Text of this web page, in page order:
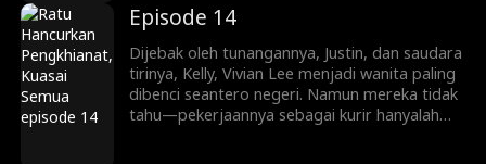
Lee. Mulai dari menjatuhkan lawan lewat
siaran langsung dan konflik keluarga, hingga
melatih Ryan Shaw yang pemalu menjadi
pewaris tangguh, Vivian memainkan
permainan kekuasaan dan balas dendam yang
kejam.
Episode 14
Dijebak oleh tunangannya, Justin, dan saudara
tirinya, Kelly, Vivian Lee menjadi wanita paling
dibenci seantero negeri. Namun mereka tidak
tahu—pekerjaannya sebagai kurir hanyalah